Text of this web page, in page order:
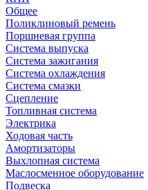
Общее
Поликлиновый ремень
Поршневая группа
Система выпуска
Система зажигания
Система охлаждения
Система смазки
Сцепление
Топливная система
Электрика
Ходовая часть
Амортизаторы
Выхлопная система
Маслосменное оборудование
Подвеска